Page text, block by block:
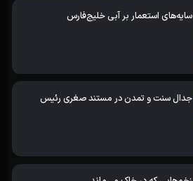
سایه‌های استعمار بر آبی خلیج‌فارس
جدال سنت و تمدن در مستند صغری رئیس